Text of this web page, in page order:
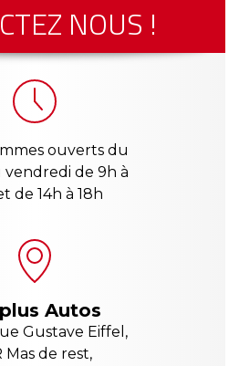
NOUS !
ouverts du
vendredi de 9h à
de 14h à 18h
Autos
Gustave Eiffel,
Mas de rest,